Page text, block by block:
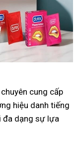
cung cấp
hiệu danh tiếng
đa dạng sự lựa